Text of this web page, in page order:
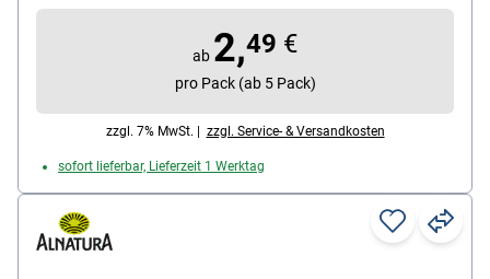
Kamillenblüte
Teesorte: Kräutertee
ab 2,49 €
pro Pack (ab 5 Pack)
zzgl. 7% MwSt. | zzgl. Service- & Versandkosten
sofort lieferbar, Lieferzeit 1 Werktag